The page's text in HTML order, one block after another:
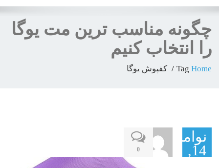
چگونه مناسب ترین مت یوگا
را انتخاب کنیم
Home کفپوش یوگا
نوامبر
14,
0